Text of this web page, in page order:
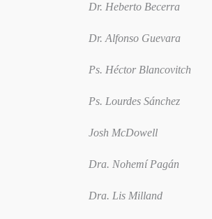
Dr. Heberto Becerra
Dr. Alfonso Guevara
Ps. Héctor Blancovitch
Ps. Lourdes Sánchez
Josh McDowell
Dra. Nohemí Pagán
Dra. Lis Milland